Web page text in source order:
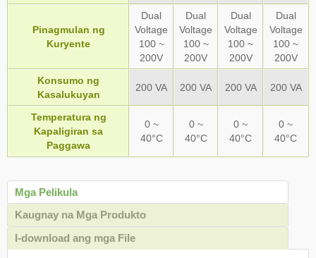
Pinagmulan ng
Kuryente
Dual
Voltage
100 ~
200V
Dual
Voltage
100 ~
200V
Dual
Voltage
100 ~
200V
Dual
Voltage
100 ~
200V
Konsumo ng
Kasalukuyan
200 VA 200 VA 200 VA 200 VA
Temperatura ng
Kapaligiran sa
Paggawa
0 ~
40°C
0 ~
40°C
0 ~
40°C
0 ~
40°C
Mga Pelikula
Kaugnay na Mga Produkto
I-download ang mga File